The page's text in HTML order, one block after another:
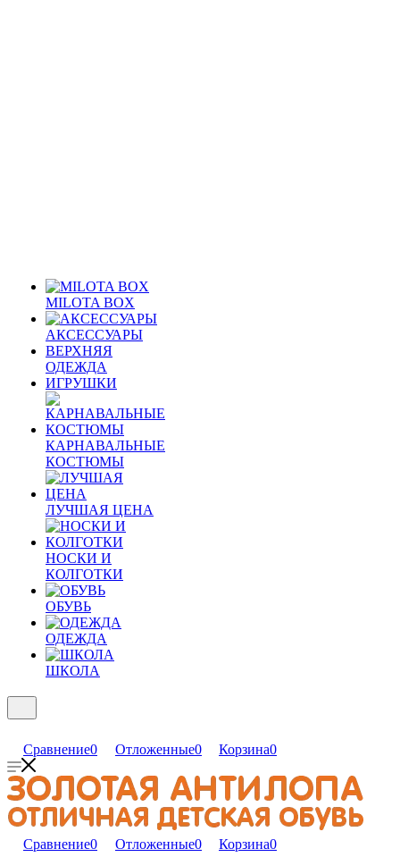
MILOTA BOX
АКСЕССУАРЫ
ВЕРХНЯЯ
ОДЕЖДА
ИГРУШКИ
КАРНАВАЛЬНЫЕ
КОСТЮМЫ
ЛУЧШАЯ ЦЕНА
НОСКИ И
КОЛГОТКИ
ОБУВЬ
ОДЕЖДА
ШКОЛА
Сравнение0 Отложенные0 Корзина0
Сравнение0 Отложенные0 Корзина0